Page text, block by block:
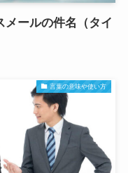
メールの件名（タイ
言葉の意味や使い方